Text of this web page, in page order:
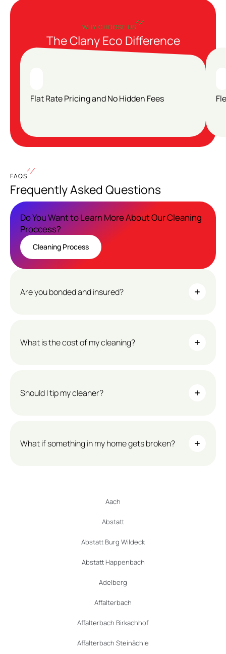
WHY CHOOSE US
The Clany Eco Difference
Flat Rate Pricing and No Hidden Fees
FAQS
Frequently Asked Questions
Do You Want to Learn More About Our Cleaning
Proccess?
Cleaning Process
Are you bonded and insured?
What is the cost of my cleaning?
Should I tip my cleaner?
What if something in my home gets broken?
Aach
Abstatt
Abstatt Burg Wildeck
Abstatt Happenbach
Adelberg
Affalterbach
Affalterbach Birkachhof
Affalterbach Steinächle